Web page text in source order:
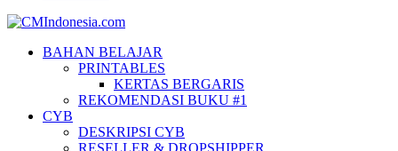
BAHAN BELAJAR
PRINTABLES
KERTAS BERGARIS
REKOMENDASI BUKU #1
CYB
DESKRIPSI CYB
RESELLER & DROPSHIPPER